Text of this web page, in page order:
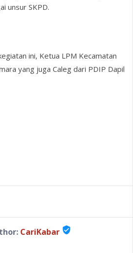
unsur SKPD.
ini, Ketua LPM Kecamatan
yang juga Caleg dari PDIP Dapil
CariKabar verified_user